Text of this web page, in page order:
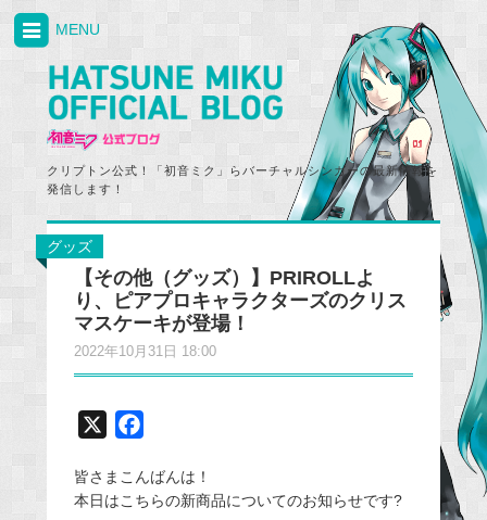
クリプトン公式！「初音ミク」らバーチャルシンガーの最新情報を
発信します！
MENU
グッズ
【その他（グッズ）】PRIROLLよ
り、ピアプロキャラクターズのクリス
マスケーキが登場！
2022年10月31日 18:00
c
e
皆さまこんばんは！
本日はこちらの新商品についてのお知らせです?